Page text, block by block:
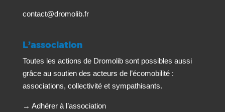
contact@dromolib.fr
L’association
Toutes les actions de Dromolib sont possibles aussi
grâce au soutien des acteurs de l’écomobilité :
associations, collectivité et sympathisants.
→ Adhérer à l’association